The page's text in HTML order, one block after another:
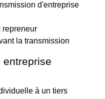
d'entreprise
repreneur
la transmission
entreprise
à un tiers